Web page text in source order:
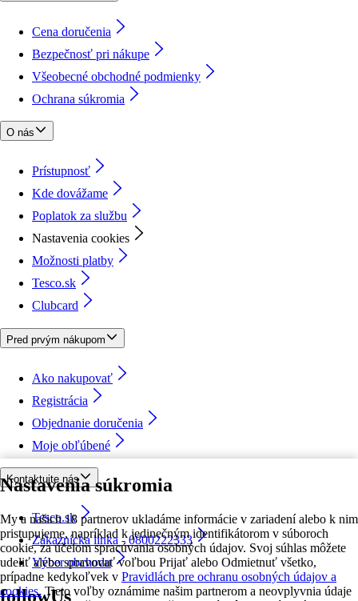
Nastavenia súkromia
My a našich 18 partnerov ukladáme informácie v zariadení alebo k nim
pristupujeme, napríklad k jedinečným identifikátorom v súboroch
cookie, za účelom spracúvania osobných údajov. Svoj súhlas môžete
udeliť alebo spravovať voľbou Prijať alebo Odmietnuť všetko,
prípadne kedykoľvek v Pravidlách pre ochranu osobných údajov a
cookies. Tieto voľby oznámime našim partnerom a neovplyvnia údaje
Cena doručenia
Bezpečnosť pri nákupe
Všeobecné obchodné podmienky
Ochrana súkromia
O nás
Prístupnosť
Kde dovážame
Poplatok za službu
Nastavenia cookies
Možnosti platby
Tesco.sk
Clubcard
Pred prvým nákupom
Ako nakupovať
Registrácia
Objednanie doručenia
Moje obľúbené
Kontaktujte nás
Tesco.sk
Zákaznícka linka - 0800222333
Výber obchodu
followUs